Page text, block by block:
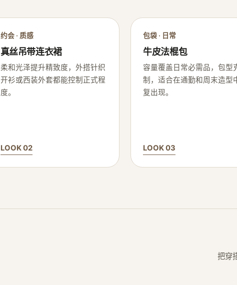
约会 · 质感
真丝吊带连衣裙
柔和光泽提升精致度，外搭针织
开衫或西装外套都能控制正式程
度。
LOOK 02
包袋 · 日常
牛皮法棍包
容量覆盖日常必需品，包型
制，适合在通勤和周末造型
复出现。
LOOK 03
把穿